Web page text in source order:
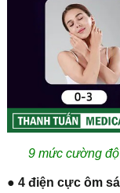
9 mức cường
● 4 điện cực ôm